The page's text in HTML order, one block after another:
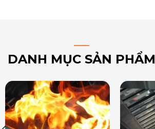
DANH MỤC SẢN PHẨM